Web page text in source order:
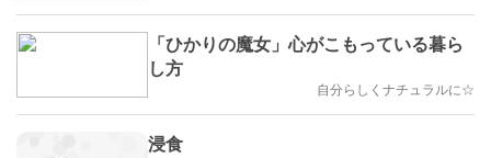
「ひかりの魔女」心がこもっている暮ら
し方
自分らしくナチュラルに☆
浸食